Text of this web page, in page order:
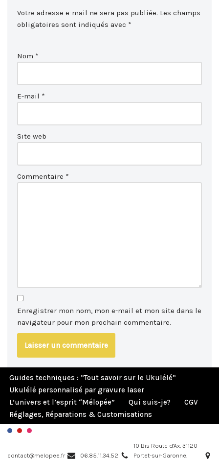
Votre adresse e-mail ne sera pas publiée. Les champs
obligatoires sont indiqués avec *
Nom *
E-mail *
Site web
Commentaire *
Enregistrer mon nom, mon e-mail et mon site dans le
navigateur pour mon prochain commentaire.
Guides techniques : “Tout savoir sur le Ukulélé”
Ukulélé personnalisé par gravure laser
L’univers et l’esprit “Mélopée”
Qui suis-je?
CGV
Réglages, Réparations & Customisations
contact@melopee.fr 06.85.11.34.52
10 Bis Route d'Ax, 31120
Portet-sur-Garonne,